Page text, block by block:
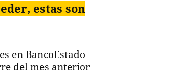
estas son
en BancoEstado
del mes anterior